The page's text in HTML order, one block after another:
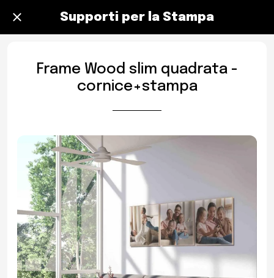
Supporti per la Stampa
Frame Wood slim quadrata -
cornice+stampa